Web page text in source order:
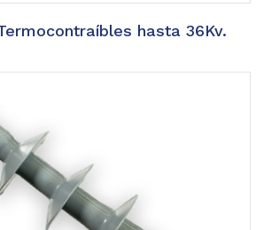
hasta 36Kv.